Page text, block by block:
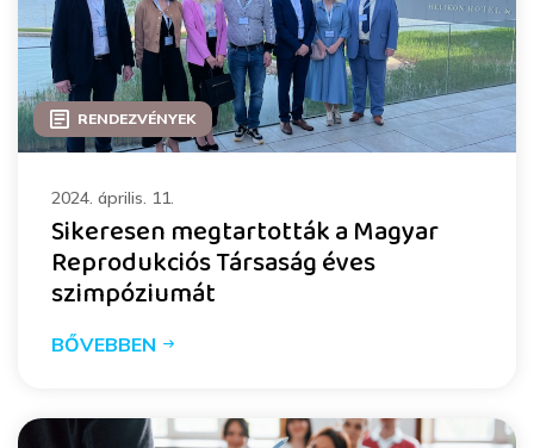
RENDEZVÉNYEK
2024. április. 11.
Sikeresen megtartották a Magyar
Reprodukciós Társaság éves
szimpóziumát
BŐVEBBEN